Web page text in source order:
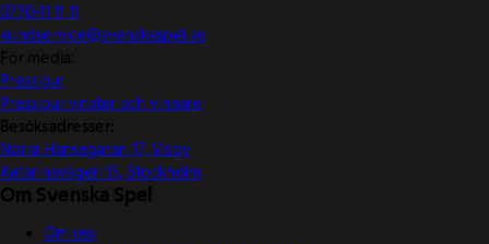
0770-11 11 11
kundservice@svenskaspel.se
För media:
Pressjour
Pressjour vinster och vinnare
Besöksadresser:
Norra Hansegatan 17, Visby
Katarinavägen 15, Stockholm
Om Svenska Spel
Om oss